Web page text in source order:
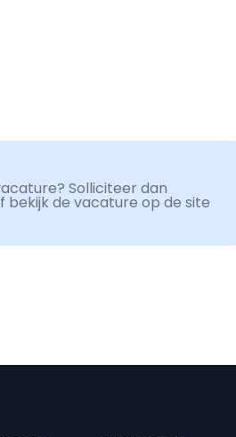
Solliciteer dan
bekijk de vacature op de site